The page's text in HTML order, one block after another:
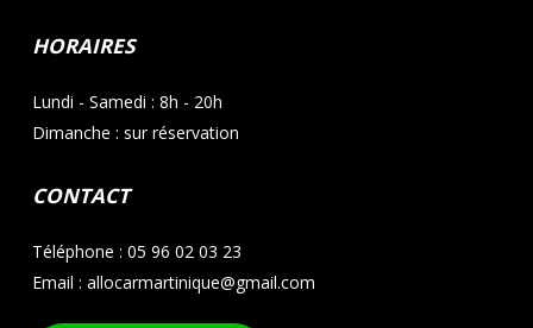
HORAIRES
Lundi - Samedi : 8h - 20h
Dimanche : sur réservation
CONTACT
Téléphone : 05 96 02 03 23
Email : allocarmartinique@gmail.com